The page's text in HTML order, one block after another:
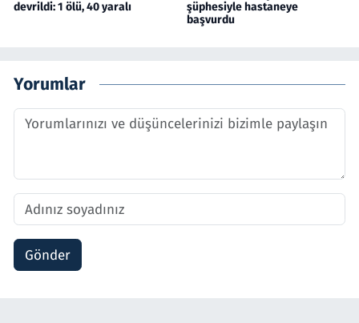
devrildi: 1 ölü, 40 yaralı
şüphesiyle hastaneye
başvurdu
Yorumlar
Gönder